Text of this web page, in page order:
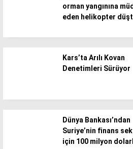
orman yangınına
eden helikopter
Kars’ta Arılı Kovan
Denetimleri Sürüyor
Dünya Bankası’ndan
Suriye’nin finans
için 100 milyon